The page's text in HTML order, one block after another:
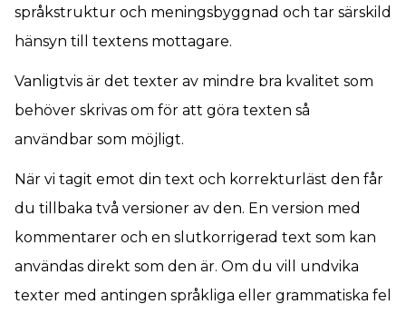
språkstruktur och meningsbyggnad och tar särskild
hänsyn till textens mottagare.
Vanligtvis är det texter av mindre bra kvalitet som
behöver skrivas om för att göra texten så
användbar som möjligt.
När vi tagit emot din text och korrekturläst den får
du tillbaka två versioner av den. En version med
kommentarer och en slutkorrigerad text som kan
användas direkt som den är. Om du vill undvika
texter med antingen språkliga eller grammatiska fel